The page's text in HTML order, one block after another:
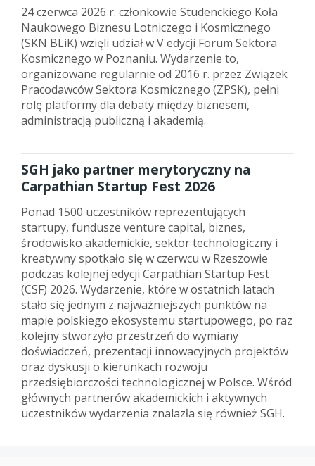
24 czerwca 2026 r. członkowie Studenckiego Koła
Naukowego Biznesu Lotniczego i Kosmicznego
(SKN BLiK) wzięli udział w V edycji Forum Sektora
Kosmicznego w Poznaniu. Wydarzenie to,
organizowane regularnie od 2016 r. przez Związek
Pracodawców Sektora Kosmicznego (ZPSK), pełni
rolę platformy dla debaty między biznesem,
administracją publiczną i akademią.
SGH jako partner merytoryczny na
Carpathian Startup Fest 2026
Ponad 1500 uczestników reprezentujących
startupy, fundusze venture capital, biznes,
środowisko akademickie, sektor technologiczny i
kreatywny spotkało się w czerwcu w Rzeszowie
podczas kolejnej edycji Carpathian Startup Fest
(CSF) 2026. Wydarzenie, które w ostatnich latach
stało się jednym z najważniejszych punktów na
mapie polskiego ekosystemu startupowego, po raz
kolejny stworzyło przestrzeń do wymiany
doświadczeń, prezentacji innowacyjnych projektów
oraz dyskusji o kierunkach rozwoju
przedsiębiorczości technologicznej w Polsce. Wśród
głównych partnerów akademickich i aktywnych
uczestników wydarzenia znalazła się również SGH.